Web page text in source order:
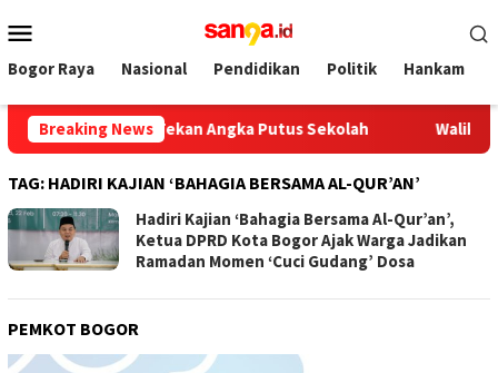
ke
kontenMobile
Bogor Raya Nasional Pendidikan Politik Hankam
Breaking News
Sinergi Tekan Angka Putus Sekolah Walikota
TAG: HADIRI KAJIAN ‘BAHAGIA BERSAMA AL-QUR’AN’
Hadiri Kajian ‘Bahagia Bersama Al-Qur’an’,
Ketua DPRD Kota Bogor Ajak Warga Jadikan
Ramadan Momen ‘Cuci Gudang’ Dosa
PEMKOT BOGOR